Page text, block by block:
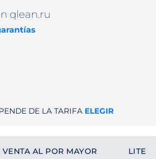
qlean.ru
DE LA TARIFA ELEGIR
VENTA AL POR MAYOR LITE